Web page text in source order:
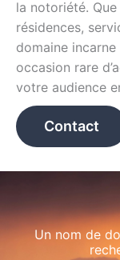
la notoriété.
résidences,
domaine
occasion rare
votre audience
Contact
Un nom de